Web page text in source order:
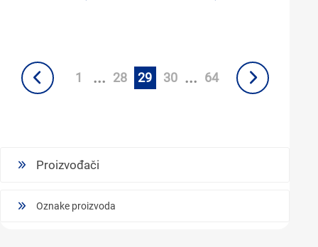
1 ... 28 29 30 ... 64
Proizvođači
Oznake proizvoda